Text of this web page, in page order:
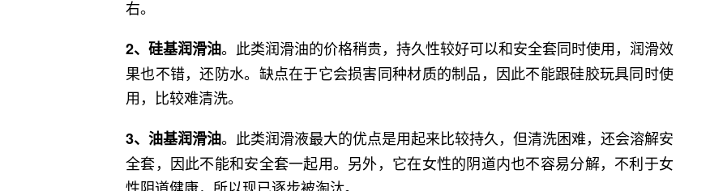
右。
2、硅基润滑油。此类润滑油的价格稍贵，持久性较好可以和安全套同时使用，润滑效
果也不错，还防水。缺点在于它会损害同种材质的制品，因此不能跟硅胶玩具同时使
用，比较难清洗。
3、油基润滑油。此类润滑液最大的优点是用起来比较持久，但清洗困难，还会溶解安
全套，因此不能和安全套一起用。另外，它在女性的阴道内也不容易分解，不利于女